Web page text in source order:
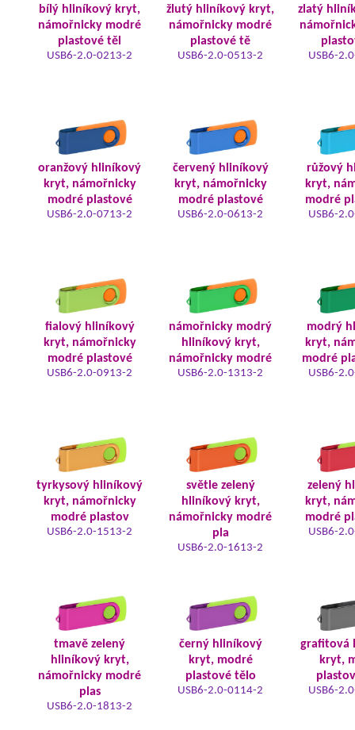
bílý hliníkový kryt,
námořnicky modré
plastové těl
USB6-2.0-0213-2
žlutý hliníkový kryt,
námořnicky modré
plastové tě
USB6-2.0-0513-2
zlatý
USB6-
oranžový hliníkový
kryt, námořnicky
modré plastové
USB6-2.0-0713-2
červený hliníkový
kryt, námořnicky
modré plastové
USB6-2.0-0613-2
růžový
kryt,
modré
USB6-
fialový hliníkový
kryt, námořnicky
modré plastové
USB6-2.0-0913-2
námořnicky modrý
hliníkový kryt,
námořnicky modré
USB6-2.0-1313-2
modrý
kryt,
modré
USB6-
tyrkysový hliníkový
kryt, námořnicky
modré plastov
USB6-2.0-1513-2
světle zelený
hliníkový kryt,
námořnicky modré
pla
USB6-2.0-1613-2
zelený
kryt,
modré
USB6-
tmavě zelený
hliníkový kryt,
námořnicky modré
plas
USB6-2.0-1813-2
černý hliníkový
kryt, modré
plastové tělo
USB6-2.0-0114-2
grafitová
kryt,
USB6-